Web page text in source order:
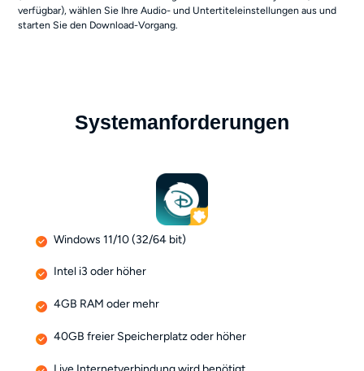
verfügbar), wählen Sie Ihre Audio- und Untertiteleinstellungen aus und
starten Sie den Download-Vorgang.
Systemanforderungen
Windows 11/10 (32/64 bit)
Intel i3 oder höher
4GB RAM oder mehr
40GB freier Speicherplatz oder höher